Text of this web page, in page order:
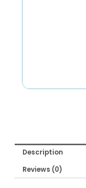
Description
Reviews (0)